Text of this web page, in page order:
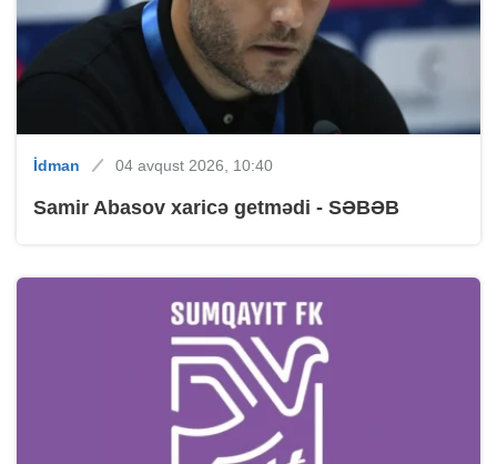
İdman 04 avqust 2026, 10:40
Samir Abasov xaricə getmədi - SƏBƏB